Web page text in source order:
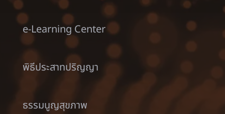
e-Learning Center
พิธีประสาทปริญญา
ธรรมนูญสุขภาพ